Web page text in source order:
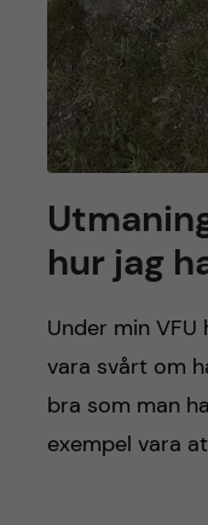
hur jag
Under min
vara svårt om
bra som man
exempel vara